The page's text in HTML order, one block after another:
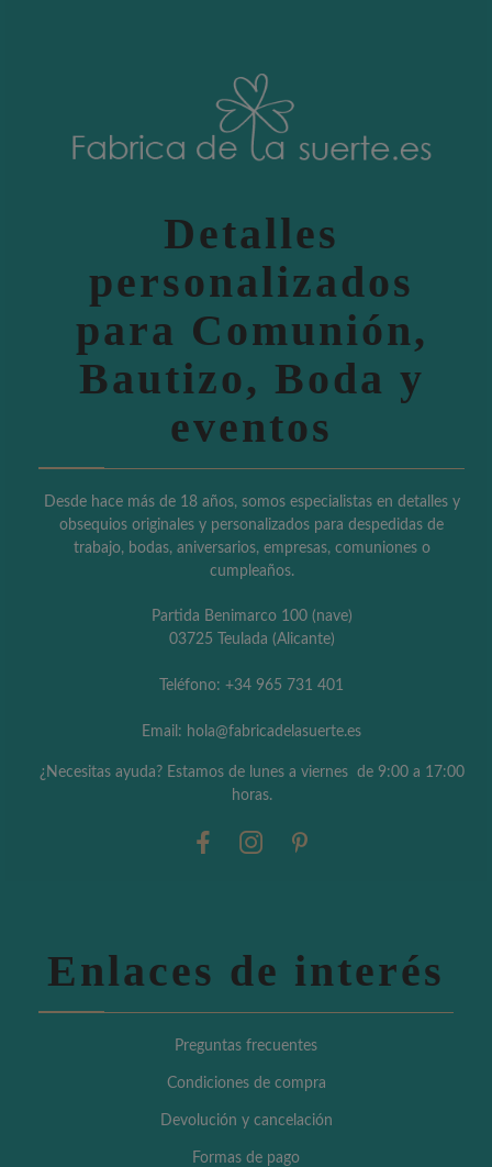
Detalles
personalizados
para Comunión,
Bautizo, Boda y
eventos
Desde hace más de 18 años, somos especialistas en detalles y
obsequios originales y personalizados para despedidas de
trabajo, bodas, aniversarios, empresas, comuniones o
cumpleaños.
Partida Benimarco 100 (nave)
03725 Teulada (Alicante)
Teléfono: +34 965 731 401
Email: hola@fabricadelasuerte.es
¿Necesitas ayuda? Estamos de lunes a viernes de 9:00 a 17:00
horas.
Enlaces de interés
Preguntas frecuentes
Condiciones de compra
Devolución y cancelación
Formas de pago